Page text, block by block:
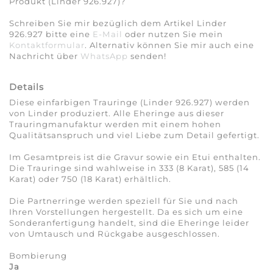
Schreiben Sie mir bezüglich dem Artikel Linder
926.927 bitte eine E-Mail oder nutzen Sie mein
Kontaktformular. Alternativ können Sie mir auch eine
Nachricht über WhatsApp senden!
Details
Diese einfarbigen Trauringe (Linder 926.927) werden
von Linder produziert. Alle Eheringe aus dieser
Trauringmanufaktur werden mit einem hohen
Qualitätsanspruch und viel Liebe zum Detail gefertigt.
Im Gesamtpreis ist die Gravur sowie ein Etui enthalten.
Die Trauringe sind wahlweise in 333 (8 Karat), 585 (14
Karat) oder 750 (18 Karat) erhältlich.
Die Partnerringe werden speziell für Sie und nach
Ihren Vorstellungen hergestellt. Da es sich um eine
Sonderanfertigung handelt, sind die Eheringe leider
von Umtausch und Rückgabe ausgeschlossen.
Bombierung
Ja